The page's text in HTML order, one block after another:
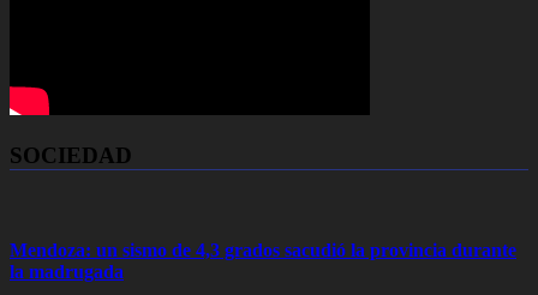
SOCIEDAD
Mendoza: un sismo de 4,3 grados sacudió la provincia durante
la madrugada